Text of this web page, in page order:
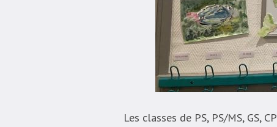
Les classes de PS, PS/MS, GS,